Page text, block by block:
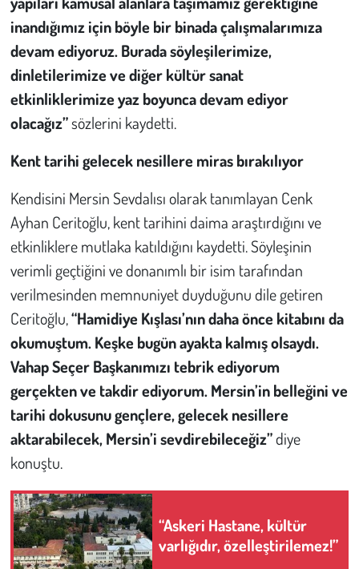
inandığımız için böyle bir binada çalışmalarımıza
devam ediyoruz. Burada söyleşilerimize,
dinletilerimize ve diğer kültür sanat
etkinliklerimize yaz boyunca devam ediyor
olacağız”sözlerini kaydetti.
Kent tarihi gelecek nesillere miras bırakılıyor
Kendisini Mersin Sevdalısı olarak tanımlayan Cenk
Ayhan Ceritoğlu, kent tarihini daima araştırdığını ve
etkinliklere mutlaka katıldığını kaydetti. Söyleşinin
verimli geçtiğini ve donanımlı bir isim tarafından
verilmesinden memnuniyet duyduğunu dile getiren
Ceritoğlu,“Hamidiye Kışlası’nın daha önce kitabını da
okumuştum. Keşke bugün ayakta kalmış olsaydı.
Vahap Seçer Başkanımızı tebrik ediyorum
gerçekten ve takdir ediyorum. Mersin’in belleğini ve
tarihi dokusunu gençlere, gelecek nesillere
aktarabilecek, Mersin’i sevdirebileceğiz”diye
konuştu.
“Askeri Hastane, kültür
varlığıdır, özelleştirilemez!”